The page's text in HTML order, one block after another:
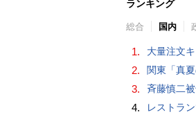
ランキング
総合 国内
1. 大量注文
2. 関東「真
3. 斉藤慎二
4. レストラ